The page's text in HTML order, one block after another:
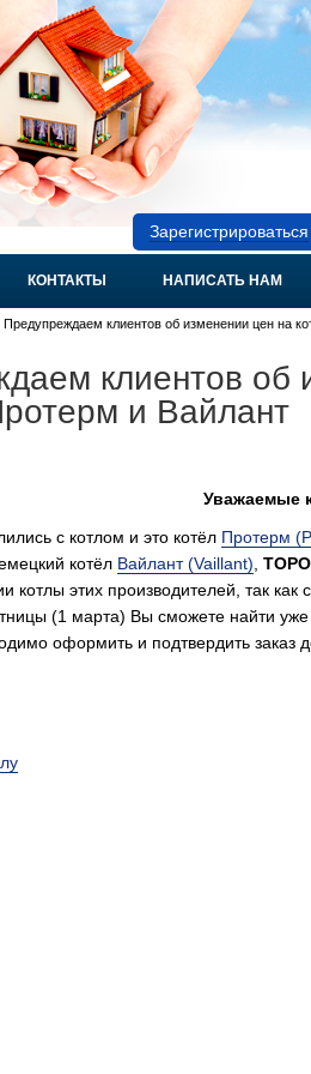
Зарегистрироваться
КОНТАКТЫ НАПИСАТЬ НАМ
Предупреждаем клиентов об изменении цен на
клиентов об
и Вайлант
Уважаемые
с котлом и это котёл Протерм
котёл Вайлант (Vaillant) ,
котлы этих производителей, так
(1 марта) Вы сможете найти
оформить и подтвердить заказ